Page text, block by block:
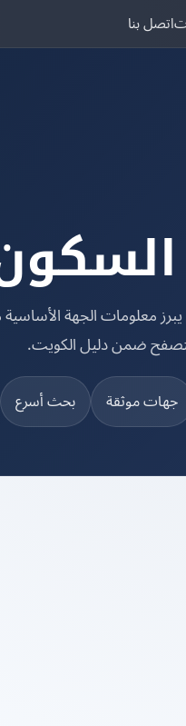
اتصل بنا
معلومات الجهة
ضمن دليل الكويت.
جهات موثقة بحث أسرع